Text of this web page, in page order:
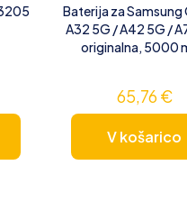
Baterija za Samsung
A32 5G / A42 5G /
originalna, 5000
65,76€
V košarico